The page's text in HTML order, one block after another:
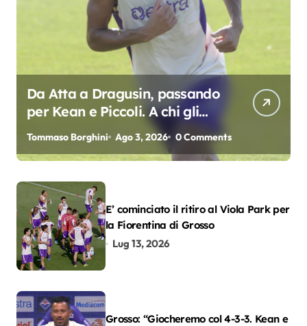
Da Atta a Dragusin, passando
per Kean e Piccoli. A chi gli
oscar del precampionato?
Tommaso Borghini Ago 3, 2026 0 Comments
E’ cominciato il ritiro al Viola Park per
la Fiorentina di Grosso
Lug 13, 2026
Grosso: “Giocheremo col 4-3-3. Kean e